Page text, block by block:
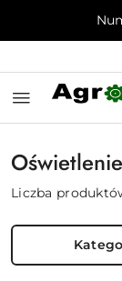
Przejdź do
Przejdź
Przejdź
Przejdź do
Przejdź do
Oświetlenie
Liczba